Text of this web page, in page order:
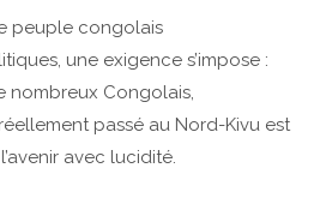
peuple congolais
une exigence s’impose :
nombreux Congolais,
passé au Nord-Kivu est
avec lucidité.